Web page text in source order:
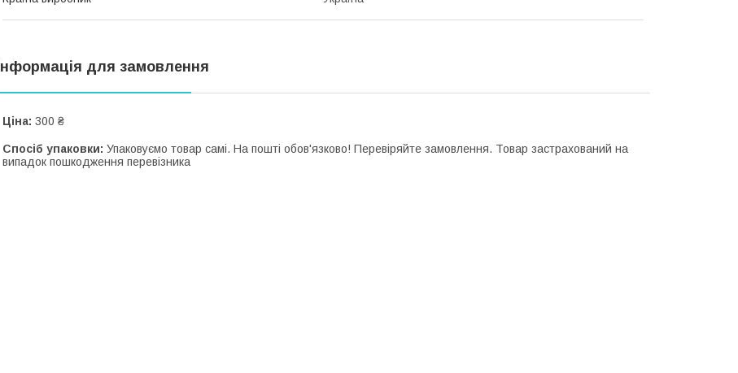
Інформація для замовлення
Ціна: 300 ₴
Спосіб упаковки: Упаковуємо товар самі. На пошті обов'язково! Перевіряйте замовлення. Товар застрахований на
випадок пошкодження перевізника